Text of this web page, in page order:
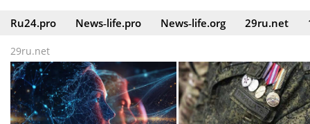
Ru24.pro News‑life.pro News‑life.org 29ru.net
29ru.net